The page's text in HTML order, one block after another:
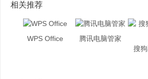
相关推荐
WPS Office
腾讯电脑管家